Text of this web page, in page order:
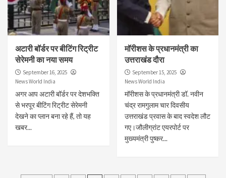
अटारी बॉर्डर पर बीटिंग रिट्रीट
सेरेमनी का नया समय
September 16, 2025
News World India
अगर आप अटारी बॉर्डर पर देशभक्ति
से भरपूर बीटिंग रिट्रीट सेरेमनी
देखने का प्लान बना रहे हैं, तो यह
खबर...
मॉरीशस के प्रधानमंत्री का
उत्तराखंड दौरा
September 15, 2025
News World India
मॉरीशस के प्रधानमंत्री डॉ. नवीन
चंद्र रामगुलाम चार दिवसीय
उत्तराखंड प्रवास के बाद स्वदेश लौट
गए।जौलीग्रांट एयरपोर्ट पर
मुख्यमंत्री पुष्कर...